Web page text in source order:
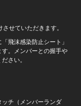
せていただきます。
飛沫感染防止シート」
。メンバーとの握手や
さい。
ッチ（メンバーランダ